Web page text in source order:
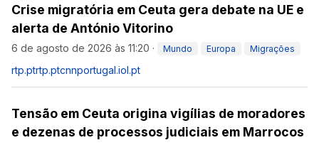
Crise migratória em Ceuta gera debate na UE e
alerta de António Vitorino
6 de agosto de 2026 às 11:20 · Mundo Europa Migrações
rtp.ptrtp.ptcnnportugal.iol.pt
Tensão em Ceuta origina vigílias de moradores
e dezenas de processos judiciais em Marrocos